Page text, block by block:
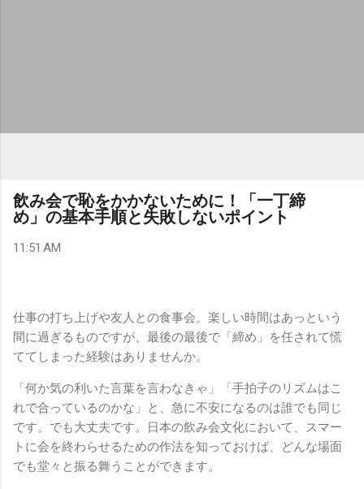
飲み会で恥をかかないために！「一丁締
め」の基本手順と失敗しないポイント
11:51 AM
仕事の打ち上げや友人との食事会。楽しい時間はあっという
間に過ぎるものですが、最後の最後で「締め」を任されて慌
ててしまった経験はありませんか。
「何か気の利いた言葉を言わなきゃ」「手拍子のリズムはこ
れで合っているのかな」と、急に不安になるのは誰でも同じ
です。でも大丈夫です。日本の飲み会文化において、スマー
トに会を終わらせるための作法を知っておけば、どんな場面
でも堂々と振る舞うことができます。